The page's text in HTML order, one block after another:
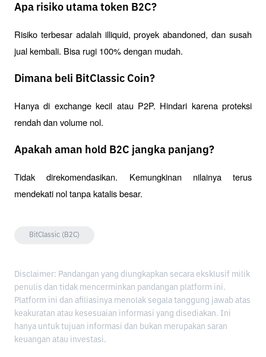
Apa risiko utama token B2C?
Risiko terbesar adalah illiquid, proyek abandoned, dan susah
jual kembali. Bisa rugi 100% dengan mudah.
Dimana beli BitClassic Coin?
Hanya di exchange kecil atau P2P. Hindari karena proteksi
rendah dan volume nol.
Apakah aman hold B2C jangka panjang?
Tidak direkomendasikan. Kemungkinan nilainya terus
mendekati nol tanpa katalis besar.
BitClassic (B2C)
Disclaimer: Pandangan yang diungkapkan secara eksklusif milik
penulis dan tidak mencerminkan pandangan platform ini.
Platform ini dan afiliasinya menolak segala tanggung jawab atas
keakuratan atau kesesuaian informasi yang disediakan. Ini
hanya untuk tujuan informasi dan bukan merupakan saran
keuangan atau investasi.